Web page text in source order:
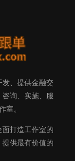
、提供金融交
询、实施、服
室。
打造工作室的
供最有价值的